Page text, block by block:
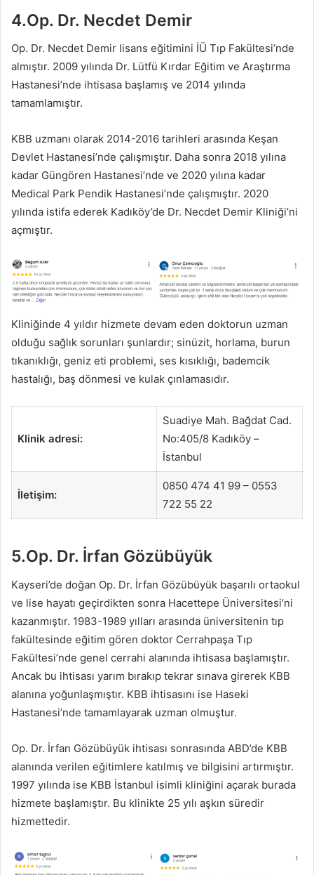
4.Op. Dr. Necdet Demir
Op. Dr. Necdet Demir lisans eğitimini İÜ Tıp Fakültesi’nde
almıştır. 2009 yılında Dr. Lütfü Kırdar Eğitim ve Araştırma
Hastanesi’nde ihtisasa başlamış ve 2014 yılında
tamamlamıştır.
KBB uzmanı olarak 2014-2016 tarihleri arasında Keşan
Devlet Hastanesi’nde çalışmıştır. Daha sonra 2018 yılına
kadar Güngören Hastanesi’nde ve 2020 yılına kadar
Medical Park Pendik Hastanesi’nde çalışmıştır. 2020
yılında istifa ederek Kadıköy’de Dr. Necdet Demir Kliniği’ni
açmıştır.
Kliniğinde 4 yıldır hizmete devam eden doktorun uzman
olduğu sağlık sorunları şunlardır; sinüzit, horlama, burun
tıkanıklığı, geniz eti problemi, ses kısıklığı, bademcik
hastalığı, baş dönmesi ve kulak çınlamasıdır.
Klinik adresi:
Suadiye Mah. Bağdat Cad.
No:405/8 Kadıköy –
İstanbul
İletişim:
0850 474 41 99 – 0553
722 55 22
5.Op. Dr. İrfan Gözübüyük
Kayseri’de doğan Op. Dr. İrfan Gözübüyük başarılı ortaokul
ve lise hayatı geçirdikten sonra Hacettepe Üniversitesi’ni
kazanmıştır. 1983-1989 yılları arasında üniversitenin tıp
fakültesinde eğitim gören doktor Cerrahpaşa Tıp
Fakültesi’nde genel cerrahi alanında ihtisasa başlamıştır.
Ancak bu ihtisası yarım bırakıp tekrar sınava girerek KBB
alanına yoğunlaşmıştır. KBB ihtisasını ise Haseki
Hastanesi’nde tamamlayarak uzman olmuştur.
Op. Dr. İrfan Gözübüyük ihtisası sonrasında ABD’de KBB
alanında verilen eğitimlere katılmış ve bilgisini artırmıştır.
1997 yılında ise KBB İstanbul isimli kliniğini açarak burada
hizmete başlamıştır. Bu klinikte 25 yılı aşkın süredir
hizmettedir.